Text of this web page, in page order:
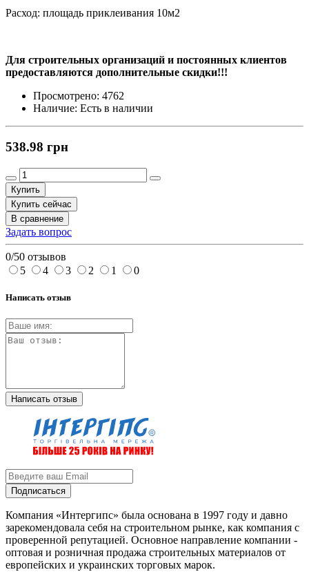
Расход: площадь приклеивания 10м2
Для строительных организаций и постоянных клиентов
предоставляются дополнительные скидки!!!
Просмотрено: 4762
Наличие: Есть в наличии
538.98 грн
Купить
Купить сейчас
В сравнение
Задать вопрос
0/50 отзывов
5
4 3 2 1 0
Написать отзыв
Написать отзыв
Подписаться
Компания «Интергипс» была основана в 1997 году и давно
зарекомендовала себя на строительном рынке, как компания с
проверенной репутацией. Основное направление компании -
оптовая и розничная продажа строительных материалов от
европейских и украинских торговых марок.